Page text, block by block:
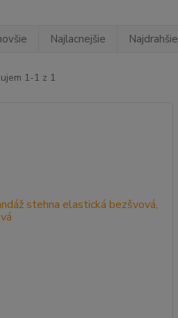
Najlacnejšie Najdrahšie
1-1 z 1